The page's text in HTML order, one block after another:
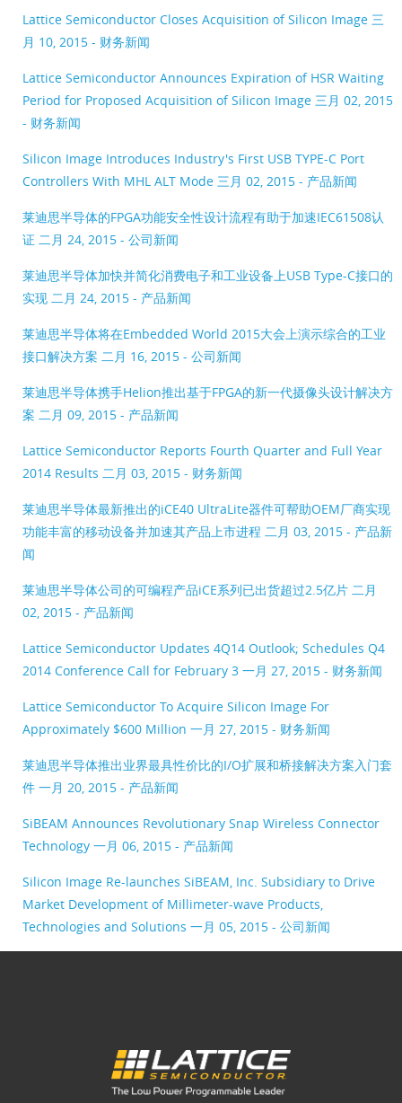
Lattice Semiconductor Closes Acquisition of Silicon Image 三
月 10, 2015 - 财务新闻
Lattice Semiconductor Announces Expiration of HSR Waiting
Period for Proposed Acquisition of Silicon Image 三月 02, 2015
- 财务新闻
Silicon Image Introduces Industry's First USB TYPE-C Port
Controllers With MHL ALT Mode 三月 02, 2015 - 产品新闻
莱迪思半导体的FPGA功能安全性设计流程有助于加速IEC61508认
证 二月 24, 2015 - 公司新闻
莱迪思半导体加快并简化消费电子和工业设备上USB Type-C接口的
实现 二月 24, 2015 - 产品新闻
莱迪思半导体将在Embedded World 2015大会上演示综合的工业
接口解决方案 二月 16, 2015 - 公司新闻
莱迪思半导体携手Helion推出基于FPGA的新一代摄像头设计解决方
案 二月 09, 2015 - 产品新闻
Lattice Semiconductor Reports Fourth Quarter and Full Year
2014 Results 二月 03, 2015 - 财务新闻
莱迪思半导体最新推出的iCE40 UltraLite器件可帮助OEM厂商实现
功能丰富的移动设备并加速其产品上市进程 二月 03, 2015 - 产品新
闻
莱迪思半导体公司的可编程产品iCE系列已出货超过2.5亿片 二月
02, 2015 - 产品新闻
Lattice Semiconductor Updates 4Q14 Outlook; Schedules Q4
2014 Conference Call for February 3 一月 27, 2015 - 财务新闻
Lattice Semiconductor To Acquire Silicon Image For
Approximately $600 Million 一月 27, 2015 - 财务新闻
莱迪思半导体推出业界最具性价比的I/O扩展和桥接解决方案入门套
件 一月 20, 2015 - 产品新闻
SiBEAM Announces Revolutionary Snap Wireless Connector
Technology 一月 06, 2015 - 产品新闻
Silicon Image Re-launches SiBEAM, Inc. Subsidiary to Drive
Market Development of Millimeter-wave Products,
Technologies and Solutions 一月 05, 2015 - 公司新闻